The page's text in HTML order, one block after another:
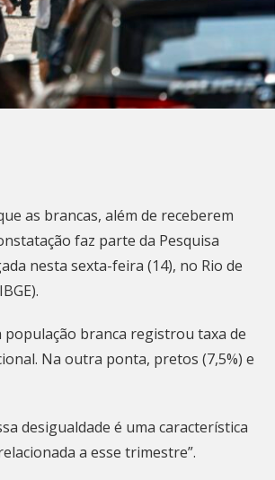
as brancas, além de receberem
faz parte da Pesquisa
nesta sexta-feira (14), no Rio de
branca registrou taxa de
Na outra ponta, pretos (7,5%) e
desigualdade é uma característica
a esse trimestre”.